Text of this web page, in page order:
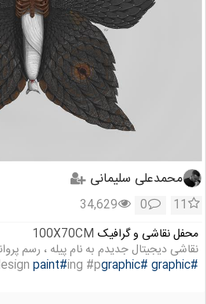
محمدعلی سلیمانی
11
0
34,629
محفل نقاشی و گرافیک 100X70CM
نقاشی دیجیتال جدیدم به نام پیله ، رسم
#graphic
#graphic
#painting #p